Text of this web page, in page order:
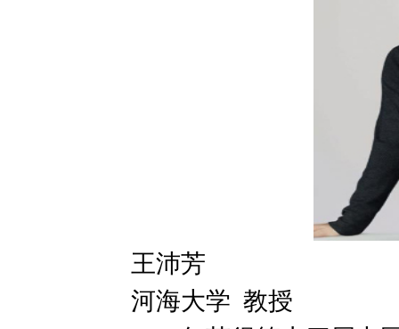
王沛芳
河海大学 教授